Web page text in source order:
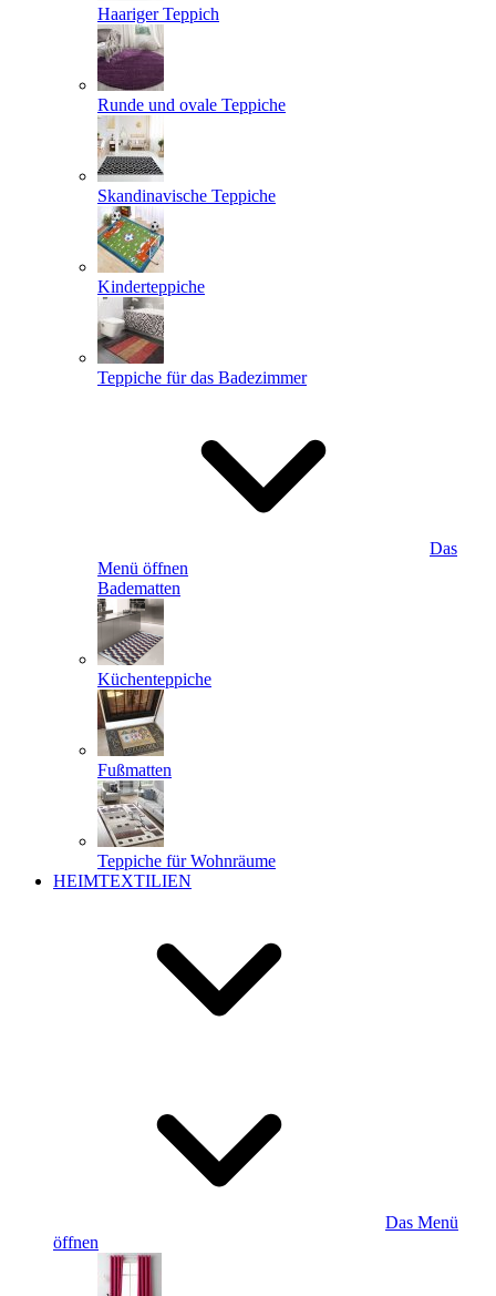
Haariger Teppich
Runde und ovale Teppiche
Skandinavische Teppiche
Kinderteppiche
Teppiche für das Badezimmer
Das
Menü öffnen
Badematten
Küchenteppiche
Fußmatten
Teppiche für Wohnräume
HEIMTEXTILIEN
Das Menü
öffnen